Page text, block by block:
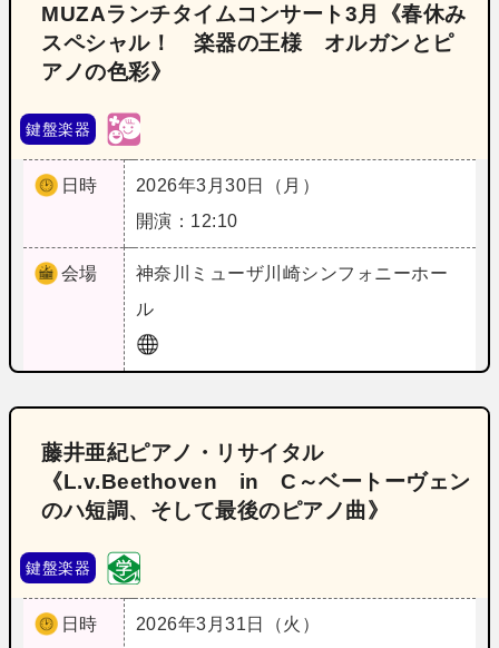
MUZAランチタイムコンサート3月《春休み
スペシャル！ 楽器の王様 オルガンとピ
アノの色彩》
鍵盤楽器
日時
2026年3月30日（月）
開演：12:10
会場 神奈川
ミューザ川崎シンフォニーホー
ル
藤井亜紀ピアノ・リサイタル
《L.v.Beethoven in C～ベートーヴェン
のハ短調、そして最後のピアノ曲》
鍵盤楽器
日時 2026年3月31日（火）